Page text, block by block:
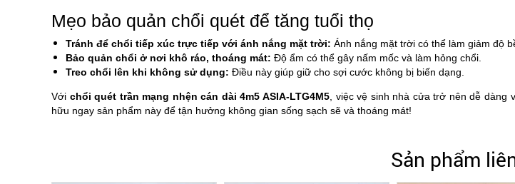
Mẹo bảo quản chổi quét để tăng tuổi thọ
Tránh để chổi tiếp xúc trực tiếp với ánh nắng mặt trời: Ánh nắng mặt trời có thể làm giảm độ
Bảo quản chổi ở nơi khô ráo, thoáng mát: Độ ẩm có thể gây nấm mốc và làm hỏng chổi.
Treo chổi lên khi không sử dụng: Điều này giúp giữ cho sợi cước không bị biến dạng.
Với chổi quét trần mạng nhện cán dài 4m5 ASIA-LTG4M5 , việc vệ sinh nhà cửa trở nên dễ
hữu ngay sản phẩm này để tận hưởng không gian sống sạch sẽ và thoáng mát!
Sản phẩm